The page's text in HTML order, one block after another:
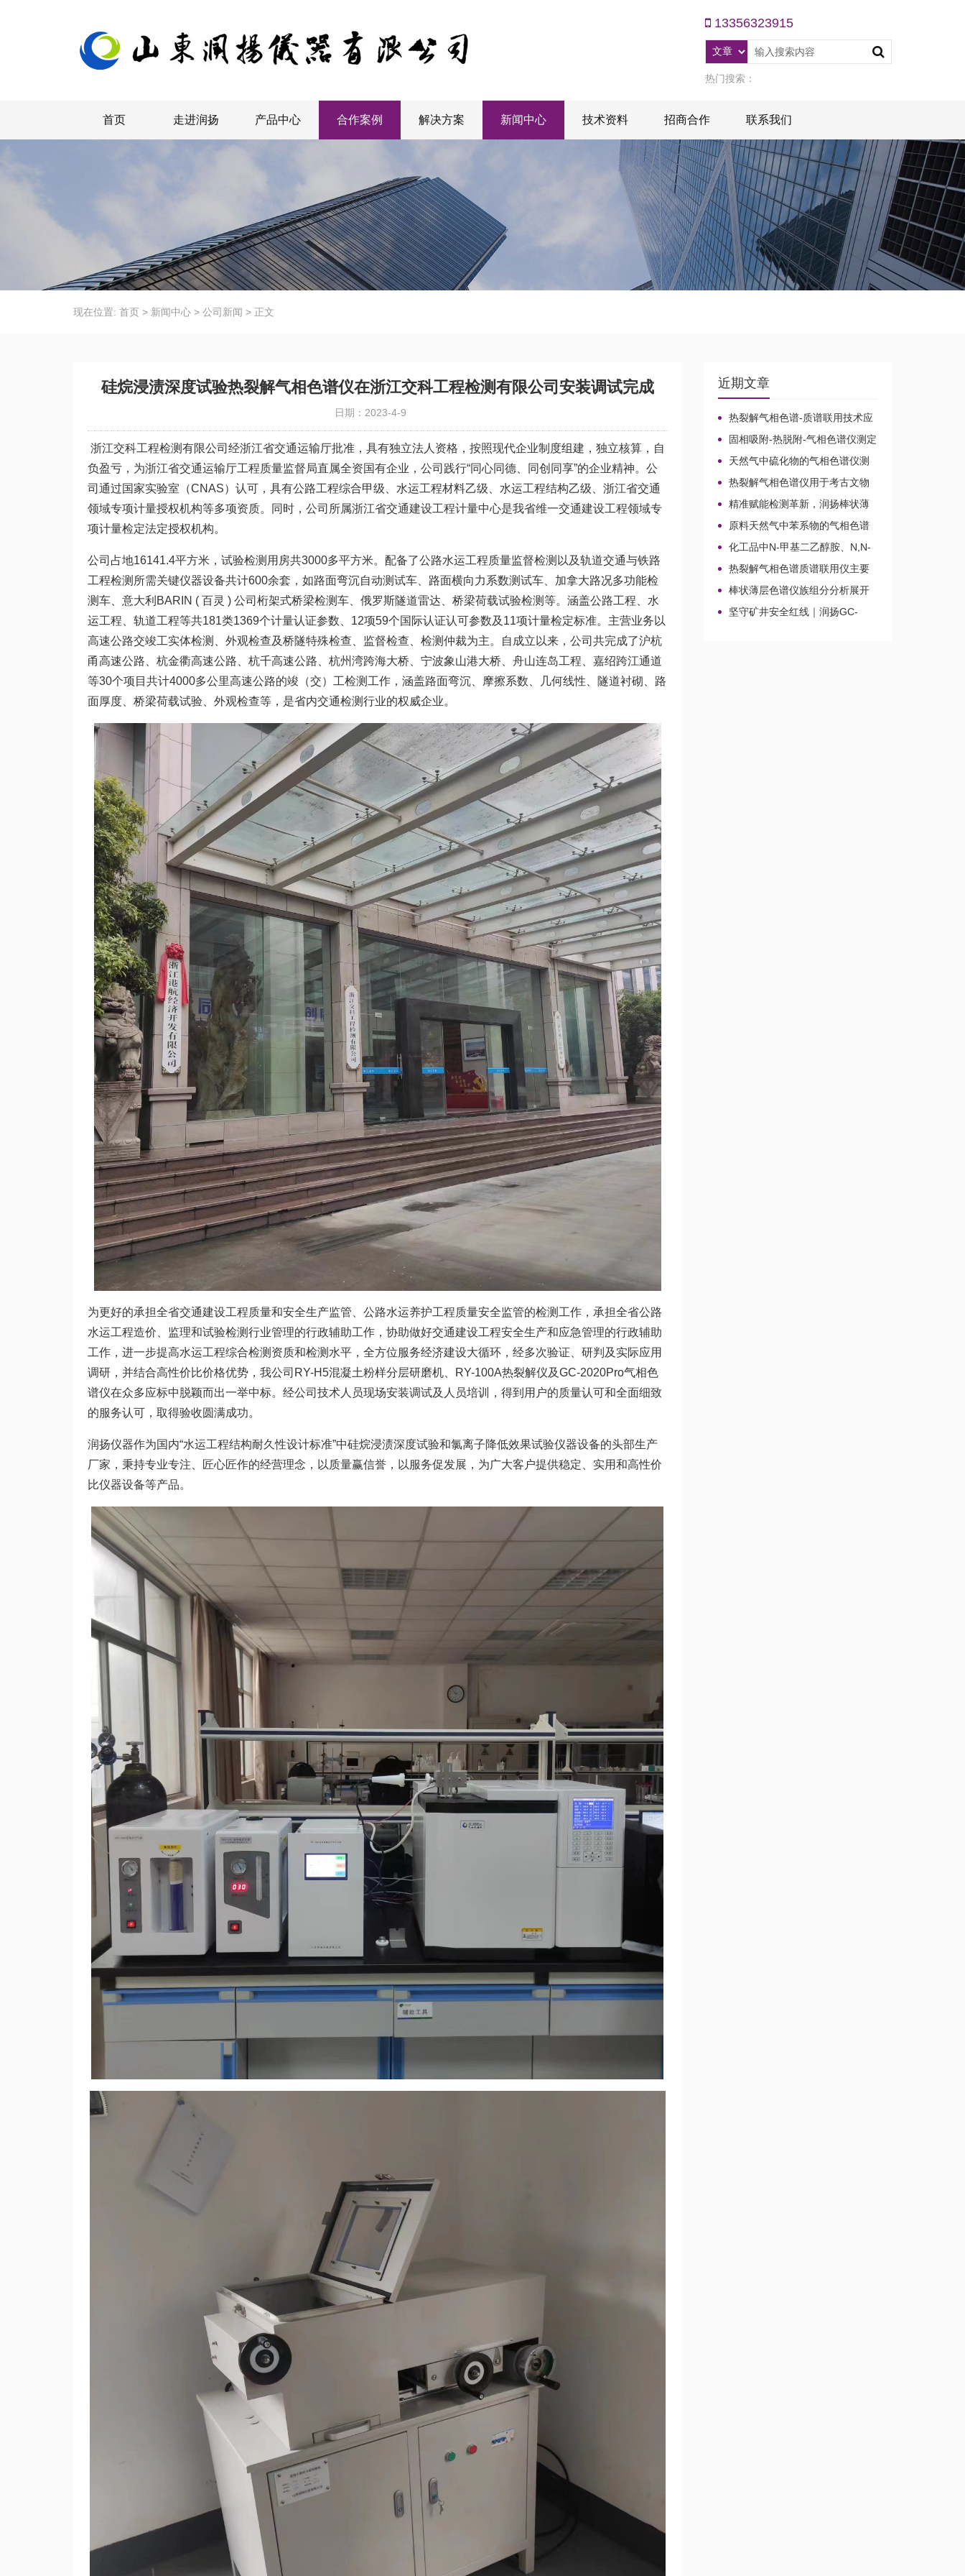
13356323915
热门搜索：
首页 走进润扬 产品中心 合作案例 解决方案 新闻中心 技术资料 招商合作 联系我们
现在位置: 首页 > 新闻中心 > 公司新闻 > 正文
硅烷浸渍深度试验热裂解气相色谱仪在浙江交科工程检测有限公司安装调试完成
日期：2023-4-9
浙江交科工程检测有限公司经浙江省交通运输厅批准，具有独立法人资格，按照现代企业制度组建，独立核算，自
负盈亏，为浙江省交通运输厅工程质量监督局直属全资国有企业，公司践行“同心同德、同创同享”的企业精神。公
司通过国家实验室（CNAS）认可，具有公路工程综合甲级、水运工程材料乙级、水运工程结构乙级、浙江省交通
领域专项计量授权机构等多项资质。同时，公司所属浙江省交通建设工程计量中心是我省维一交通建设工程领域专
项计量检定法定授权机构。
公司占地16141.4平方米，试验检测用房共3000多平方米。配备了公路水运工程质量监督检测以及轨道交通与铁路
工程检测所需关键仪器设备共计600余套，如路面弯沉自动测试车、路面横向力系数测试车、加拿大路况多功能检
测车、意大利BARIN ( 百灵 ) 公司桁架式桥梁检测车、俄罗斯隧道雷达、桥梁荷载试验检测等。涵盖公路工程、水
运工程、轨道工程等共181类1369个计量认证参数、12项59个国际认证认可参数及11项计量检定标准。主营业务以
高速公路交竣工实体检测、外观检查及桥隧特殊检查、监督检查、检测仲裁为主。自成立以来，公司共完成了沪杭
甬高速公路、杭金衢高速公路、杭千高速公路、杭州湾跨海大桥、宁波象山港大桥、舟山连岛工程、嘉绍跨江通道
等30个项目共计4000多公里高速公路的竣（交）工检测工作，涵盖路面弯沉、摩擦系数、几何线性、隧道衬砌、路
面厚度、桥梁荷载试验、外观检查等，是省内交通检测行业的权威企业。
为更好的承担全省交通建设工程质量和安全生产监管、公路水运养护工程质量安全监管的检测工作，承担全省公路
水运工程造价、监理和试验检测行业管理的行政辅助工作，协助做好交通建设工程安全生产和应急管理的行政辅助
工作，进一步提高水运工程综合检测资质和检测水平，全方位服务经济建设大循环，经多次验证、研判及实际应用
调研，并结合高性价比价格优势，我公司RY-H5混凝土粉样分层研磨机、RY-100A热裂解仪及GC-2020Pro气相色
谱仪在众多应标中脱颖而出一举中标。经公司技术人员现场安装调试及人员培训，得到用户的质量认可和全面细致
的服务认可，取得验收圆满成功。
润扬仪器作为国内“水运工程结构耐久性设计标准”中硅烷浸渍深度试验和氯离子降低效果试验仪器设备的头部生产
厂家，秉持专业专注、匠心匠作的经营理念，以质量赢信誉，以服务促发展，为广大客户提供稳定、实用和高性价
比仪器设备等产品。
近期文章
热裂解气相色谱-质谱联用技术应
用于贝叶经木质纤维素的微生物降
解机理
固相吸附-热脱附-气相色谱仪测定
无组织排放空气中15种乙酸酯类化
合物的含量
天然气中硫化物的气相色谱仪测
定方法比较及分析方法新技术
热裂解气相色谱仪用于考古文物
鉴定和古建筑材料分析
精准赋能检测革新，润扬棒状薄
层色谱仪铸就国产分析新标杆
原料天然气中苯系物的气相色谱
仪分析路线
化工品中N-甲基二乙醇胺、N,N-
二甲基乙醇胺、N-乙基二乙醇胺和
三乙醇胺的气相色谱仪测定
热裂解气相色谱质谱联用仪主要
应用领域
棒状薄层色谱仪族组分分析展开
剂的选择
坚守矿井安全红线｜润扬GC-